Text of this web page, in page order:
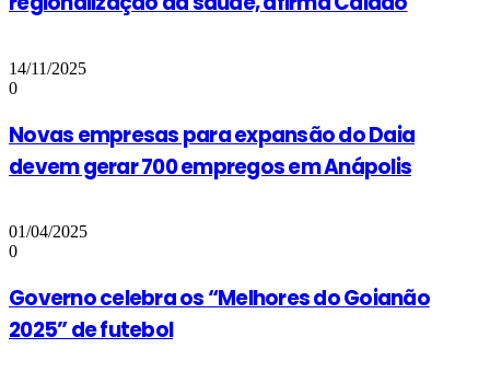
14/11/2025
0
Novas empresas para expansão do Daia
devem gerar 700 empregos em Anápolis
01/04/2025
0
Governo celebra os “Melhores do Goianão
2025” de futebol